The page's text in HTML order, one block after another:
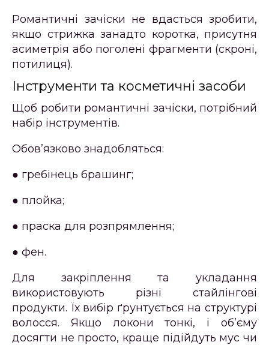
Романтичні зачіски не вдасться зробити,
якщо стрижка занадто коротка, присутня
асиметрія або поголені фрагменти (скроні,
потилиця).
Інструменти та косметичні засоби
Щоб робити романтичні зачіски, потрібний
набір інструментів.
Обов’язково знадобляться:
● гребінець брашинг;
● плойка;
● праска для розпрямлення;
● фен.
Для закріплення та укладання
використовують різні стайлінгові
продукти. Їх вибір ґрунтується на структурі
волосся. Якщо локони тонкі, і об’єму
досягти не просто, краще підійдуть мус чи